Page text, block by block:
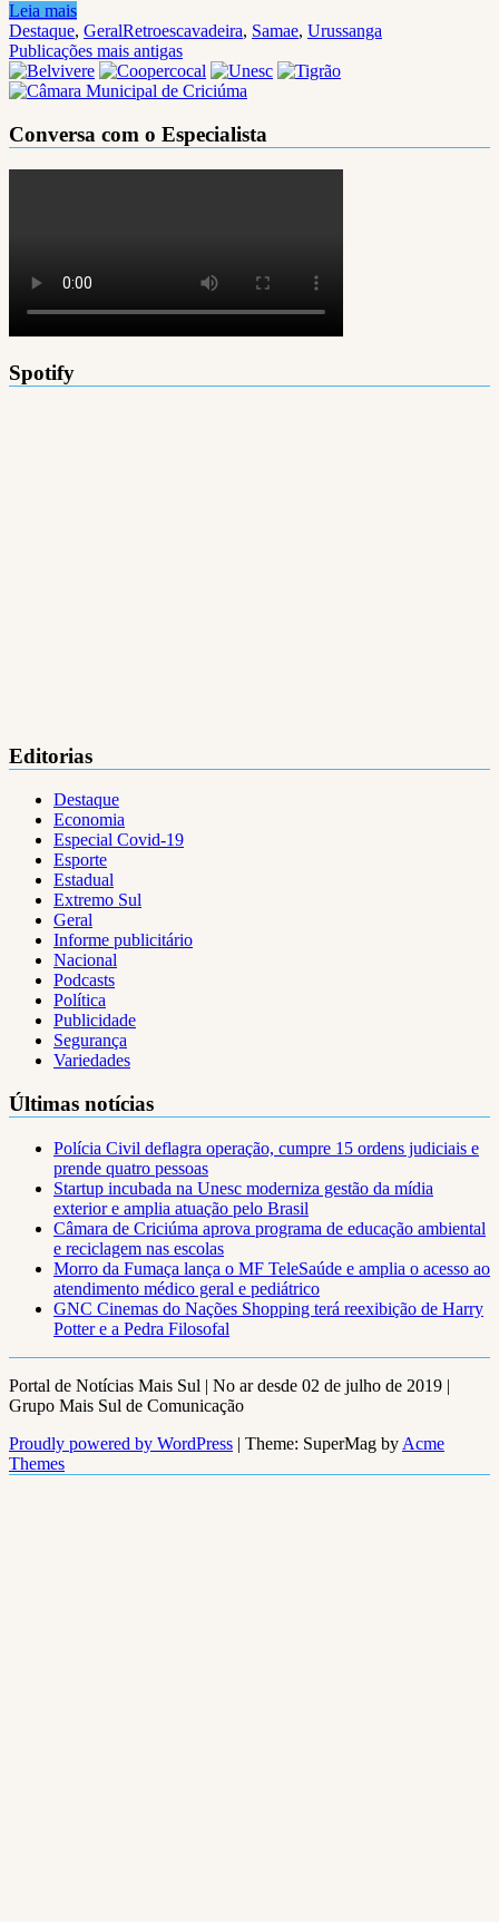
Leia mais
Destaque, GeralRetroescavadeira, Samae, Urussanga
Navegação
por
Publicações mais antigas
Conversa com o Especialista
Spotify
Editorias
Destaque
Economia
Especial Covid-19
Esporte
Estadual
Extremo Sul
Geral
Informe publicitário
Nacional
Podcasts
Política
Publicidade
Segurança
Variedades
Últimas notícias
Polícia Civil deflagra operação, cumpre 15 ordens judiciais e
prende quatro pessoas
Startup incubada na Unesc moderniza gestão da mídia
exterior e amplia atuação pelo Brasil
Câmara de Criciúma aprova programa de educação ambiental
e reciclagem nas escolas
Morro da Fumaça lança o MF TeleSaúde e amplia o acesso ao
atendimento médico geral e pediátrico
GNC Cinemas do Nações Shopping terá reexibição de Harry
Potter e a Pedra Filosofal
Portal de Notícias Mais Sul | No ar desde 02 de julho de 2019 |
Grupo Mais Sul de Comunicação
Proudly powered by WordPress | Theme: SuperMag by Acme
Themes